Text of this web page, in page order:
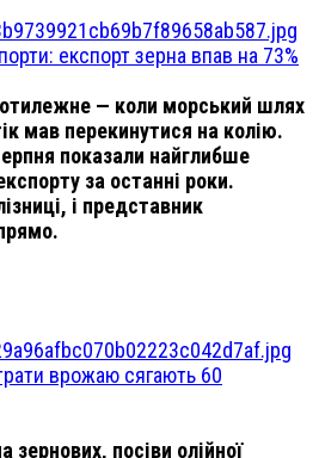
експорт зерна впав на 73%
— коли морський шлях
мав перекинутися на колію.
показали найглибше
за останні роки.
і представник
врожаю сягають 60
зернових, посіви олійної